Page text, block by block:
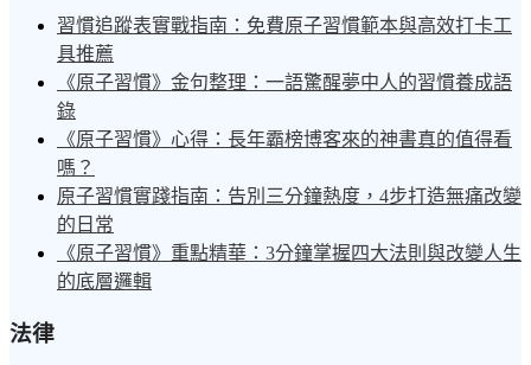
習慣追蹤表實戰指南：免費原子習慣範本與高效打卡工
具推薦
《原子習慣》金句整理：一語驚醒夢中人的習慣養成語
錄
《原子習慣》心得：長年霸榜博客來的神書真的值得看
嗎？
原子習慣實踐指南：告別三分鐘熱度，4步打造無痛改變
的日常
《原子習慣》重點精華：3分鐘掌握四大法則與改變人生
的底層邏輯
法律